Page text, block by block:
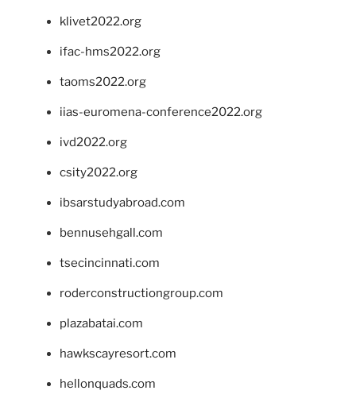
klivet2022.org
ifac-hms2022.org
taoms2022.org
iias-euromena-conference2022.org
ivd2022.org
csity2022.org
ibsarstudyabroad.com
bennusehgall.com
tsecincinnati.com
roderconstructiongroup.com
plazabatai.com
hawkscayresort.com
hellonquads.com